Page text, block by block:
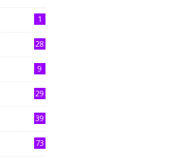
1
28
9
29
39
73